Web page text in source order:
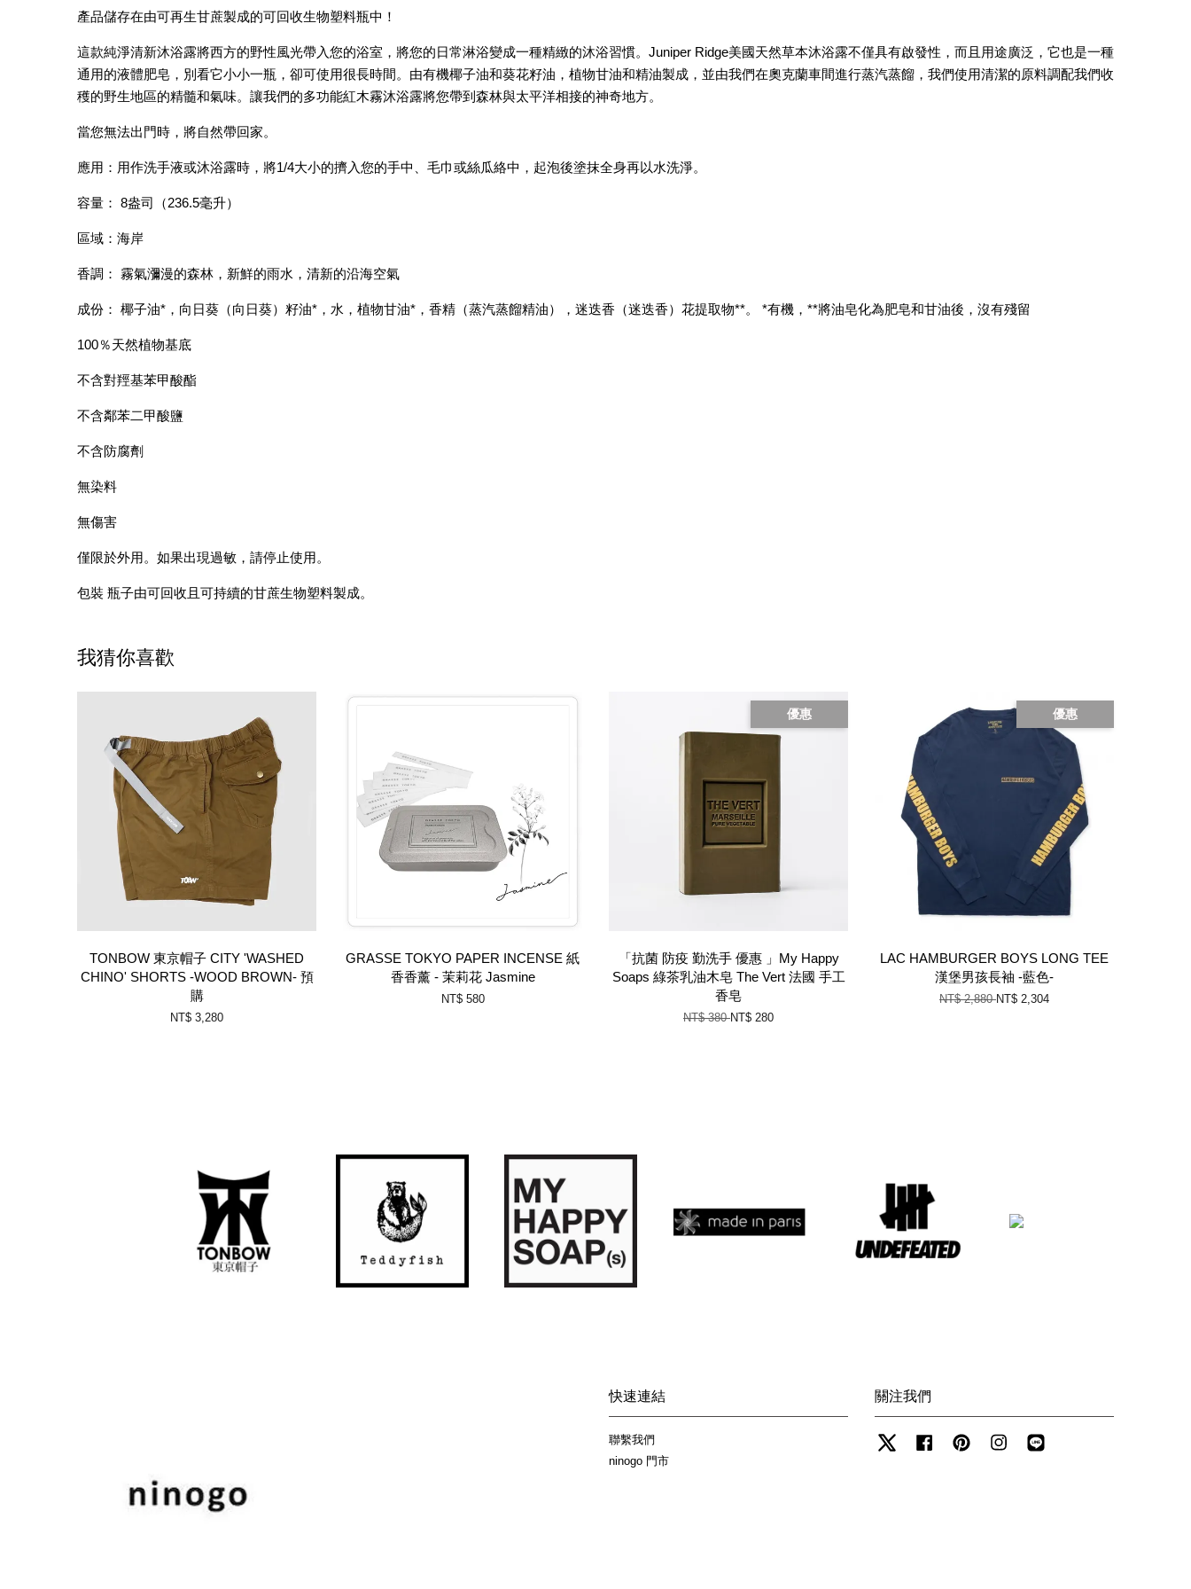
產品儲存在由可再生甘蔗製成的可回收生物塑料瓶中！
這款純淨清新沐浴露將西方的野性風光帶入您的浴室，將您的日常淋浴變成一種精緻的沐浴習慣。Juniper Ridge美國天然草本沐浴露不僅具有啟發性，而且用途廣泛，它也是一種
通用的液體肥皂，別看它小小一瓶，卻可使用很長時間。由有機椰子油和葵花籽油，植物甘油和精油製成，並由我們在奧克蘭車間進行蒸汽蒸餾，我們使用清潔的原料調配我們收
穫的野生地區的精髓和氣味。讓我們的多功能紅木霧沐浴露將您帶到森林與太平洋相接的神奇地方。
當您無法出門時，將自然帶回家。
應用：用作洗手液或沐浴露時，將1/4大小的擠入您的手中、毛巾或絲瓜絡中，起泡後塗抹全身再以水洗淨。
容量： 8盎司（236.5毫升）
區域：海岸
香調： 霧氣瀰漫的森林，新鮮的雨水，清新的沿海空氣
成份： 椰子油*，向日葵（向日葵）籽油*，水，植物甘油*，香精（蒸汽蒸餾精油），迷迭香（迷迭香）花提取物**。 *有機，**將油皂化為肥皂和甘油後，沒有殘留
100％天然植物基底
不含對羥基苯甲酸酯
不含鄰苯二甲酸鹽
不含防腐劑
無染料
無傷害
僅限於外用。如果出現過敏，請停止使用。
包裝 瓶子由可回收且可持續的甘蔗生物塑料製成。
我猜你喜歡
TONBOW 東京帽子 CITY 'WASHED
CHINO' SHORTS -WOOD BROWN- 預
購
NT$ 3,280
GRASSE TOKYO PAPER INCENSE 紙
香香薰 - 茉莉花 Jasmine
NT$ 580
優惠
「抗菌 防疫 勤洗手 優惠 」My Happy
Soaps 綠茶乳油木皂 The Vert 法國 手工
香皂
NT$ 380NT$ 280
優惠
LAC HAMBURGER BOYS LONG TEE
漢堡男孩長袖 -藍色-
NT$ 2,880NT$ 2,304
快速連結
聯繫我們
ninogo 門市
關注我們
Twitter FacebookPinterest Instagram